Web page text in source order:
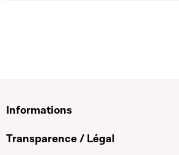
Informations
Transparence / Légal